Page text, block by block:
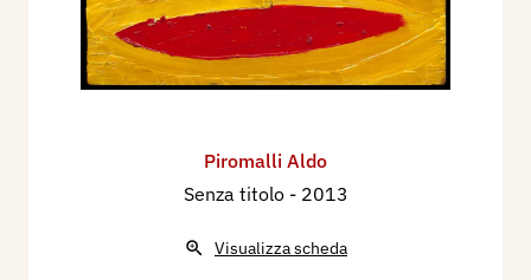
Piromalli Aldo
Senza titolo - 2013
Visualizza scheda